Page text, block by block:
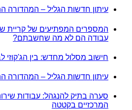
עיתון חדשות הגליל – המהדורה
עבודה הם לא מה שחשבתם?
חישוב מסלול מחדש: בין הג'קוזי
עיתון חדשות הגליל – המהדורה
סערה בתיק להנגהל: עבודות
המרכזיים בקטטה